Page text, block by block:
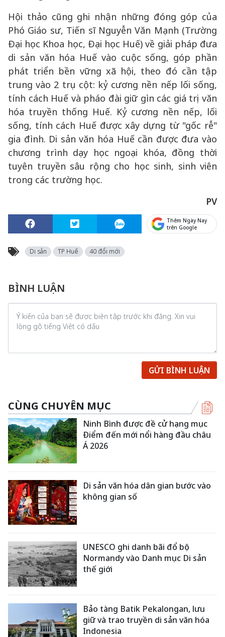
Hội thảo cũng ghi nhận những đóng góp của
Phó Giáo sư, Tiến sĩ Nguyễn Văn Mạnh (Trường
Đại học Khoa học, Đại học Huế) về giải pháp đưa
di sản văn hóa Huế vào cuộc sống, góp phần
phát triển bền vững xã hội, theo đó cần tập
trung vào 2 trụ cột: kỷ cương nền nếp lối sống,
tính cách Huế và pháo đài giữ gìn các giá trị văn
hóa truyền thống Huế. Kỷ cương nền nếp, lối
sống, tính cách Huế được xây dựng từ "gốc rễ"
gia đình. Di sản văn hóa Huế cần được đưa vào
chương trình dạy học ngoại khóa, đồng thời
tuyên truyền sâu rộng cho học sinh, sinh viên
trong các trường học.
PV
Thêm Ngày Nay
trên Google
Di sản TP Huế 40 đổi mới
BÌNH LUẬN
GỬI BÌNH LUẬN
CÙNG CHUYÊN MỤC
Ninh Bình được đề cử hạng mục
Điểm đến mới nổi hàng đầu châu
Á 2026
Di sản văn hóa dân gian bước vào
không gian số
UNESCO ghi danh bãi đổ bộ
Normandy vào Danh mục Di sản
thế giới
Bảo tàng Batik Pekalongan, lưu
giữ và trao truyền di sản văn hóa
Indonesia